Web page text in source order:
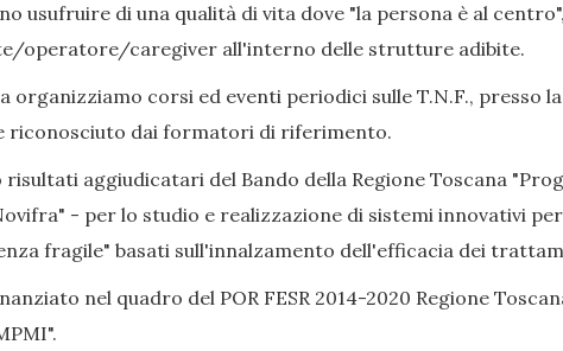
usufruire di una qualità di vita dove "la persona è al
operatore/caregiver all'interno delle strutture adibite.
organizziamo corsi ed eventi periodici sulle T.N.F., presso
riconosciuto dai formatori di riferimento.
risultati aggiudicatari del Bando della Regione Toscana
- per lo studio e realizzazione di sistemi innovativi
fragile" basati sull'innalzamento dell'efficacia dei
nel quadro del POR FESR 2014-2020 Regione